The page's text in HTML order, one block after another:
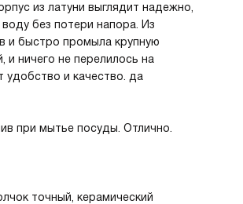
из латуни выглядит надежно,
без потери напора. Из
и быстро промыла крупную
ничего не перелилось на
удобство и качество. да
при мытье посуды. Отлично.
точный, керамический